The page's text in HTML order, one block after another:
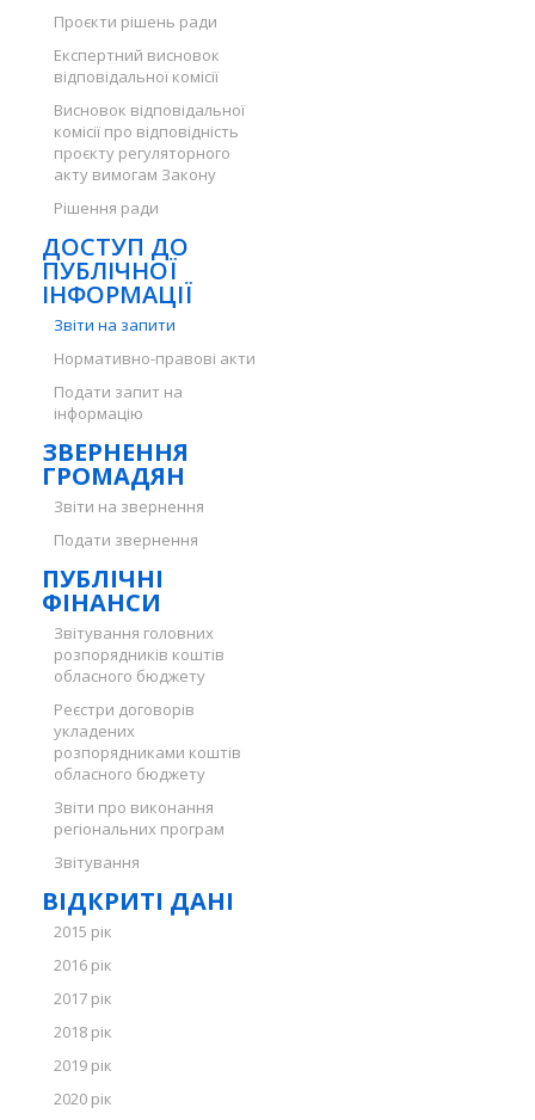
Проєкти рішень ради
Експертний висновок
відповідальної комісії
Висновок відповідальної
комісії про відповідність
проєкту регуляторного
акту вимогам Закону
Рішення ради
ДОСТУП ДО
ПУБЛІЧНОЇ
ІНФОРМАЦІЇ
Звіти на запити
Нормативно-правові акти
Подати запит на
інформацію
ЗВЕРНЕННЯ
ГРОМАДЯН
Звіти на звернення
Подати звернення
ПУБЛІЧНІ
ФІНАНСИ
Звітування головних
розпорядників коштів
обласного бюджету
Реєстри договорів
укладених
розпорядниками коштів
обласного бюджету
Звіти про виконання
регіональних програм
Звітування
ВІДКРИТІ ДАНІ
2015 рік
2016 рік
2017 рік
2018 рік
2019 рік
2020 рік